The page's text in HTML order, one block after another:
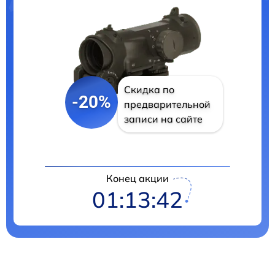
-20%
Скидка по
предварительной
записи на сайте
Конец акции
01:13:41